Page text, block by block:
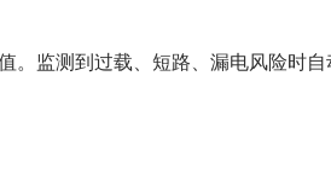
。监测到过载、短路、漏电风险时自